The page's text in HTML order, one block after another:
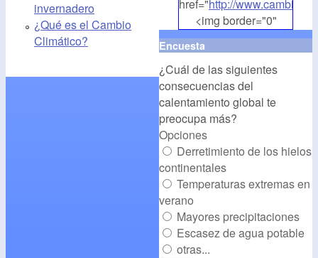
invernadero
¿Qué es el Cambio
Climático?
href="http://
<img border="0"
align="middle"
src="http://
alt="CambioClimatico.org"
/></a>
Encuesta
¿Cuál de las siguientes
consecuencias del
calentamiento global te
preocupa más?
Opciones
Derretimiento de los hielos
continentales
Temperaturas extremas en
verano
Mayores precipitaciones
Escasez de agua potable
otras...